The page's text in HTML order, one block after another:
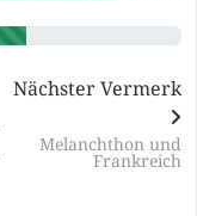
Nächster Vermerk
Melanchthon und
Frankreich